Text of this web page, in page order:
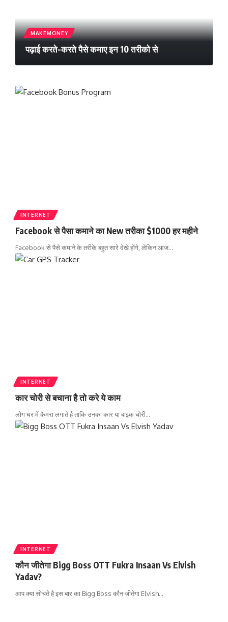
MAKEMONEY
पढ़ाई करते-करते पैसे कमाए इन 10 तरीको से
INTERNET
Facebook से पैसा कमाने का New तरीका $1000 हर महीने
Facebook से पैसे कमाने के तरीके बहुत सारे देखे होंगे, लेकिन आज…
INTERNET
कार चोरी से बचाना है तो करे ये काम
लोग घर में कैमरा लगाते है ताकि उनका कार या बाइक चोरी…
INTERNET
कौन जीतेगा Bigg Boss OTT Fukra Insaan Vs Elvish
Yadav?
आप क्या सोचते है इस बार का Bigg Boss कौन जीतेगा Elvish…